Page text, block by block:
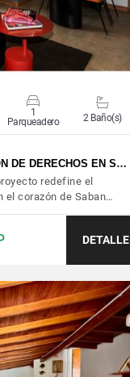
1
Parqueadero
2 Baño(s)
DE DERECHOS EN S…
redefine el
el corazón de Saban…
DETALLE